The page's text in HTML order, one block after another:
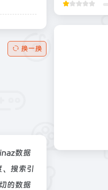
换一换
数据
搜索引
的数据